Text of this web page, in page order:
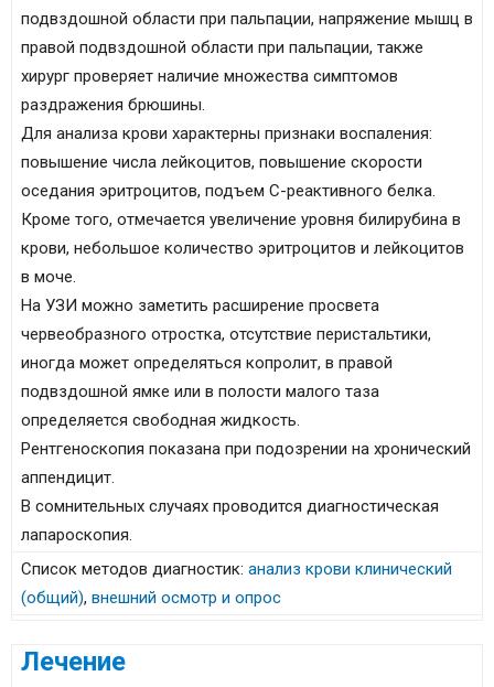
подвздошной области при пальпации, напряжение мышц в
правой подвздошной области при пальпации, также
хирург проверяет наличие множества симптомов
раздражения брюшины.
Для анализа крови характерны признаки воспаления:
повышение числа лейкоцитов, повышение скорости
оседания эритроцитов, подъем С-реактивного белка.
Кроме того, отмечается увеличение уровня билирубина в
крови, небольшое количество эритроцитов и лейкоцитов
в моче.
На УЗИ можно заметить расширение просвета
червеобразного отростка, отсутствие перистальтики,
иногда может определяться копролит, в правой
подвздошной ямке или в полости малого таза
определяется свободная жидкость.
Рентгеноскопия показана при подозрении на хронический
аппендицит.
В сомнительных случаях проводится диагностическая
лапароскопия.
Список методов диагностик: анализ крови клинический
(общий), внешний осмотр и опрос
Лечение